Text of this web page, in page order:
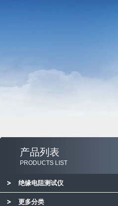
产品列表
PRODUCTS LIST
绝缘电阻测试仪
更多分类